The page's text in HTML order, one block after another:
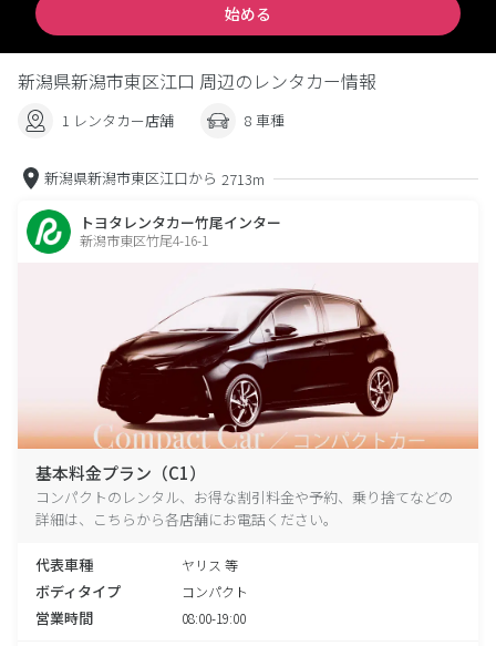
始める
新潟県新潟市東区江口 周辺のレンタカー情報
1 レンタカー店舗 8 車種
新潟県新潟市東区江口から 2713m
トヨタレンタカー竹尾インター
新潟市東区竹尾4-16-1
基本料金プラン（C1）
コンパクトのレンタル、お得な割引料金や予約、乗り捨てなどの
詳細は、こちらから各店舗にお電話ください。
代表車種 ヤリス 等
ボディタイプ コンパクト
営業時間 08:00-19:00